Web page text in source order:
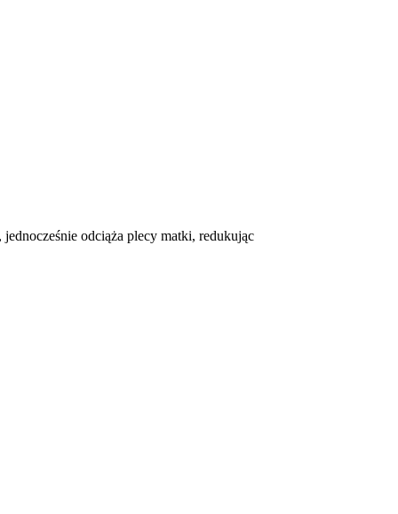
odciąża plecy matki, redukując